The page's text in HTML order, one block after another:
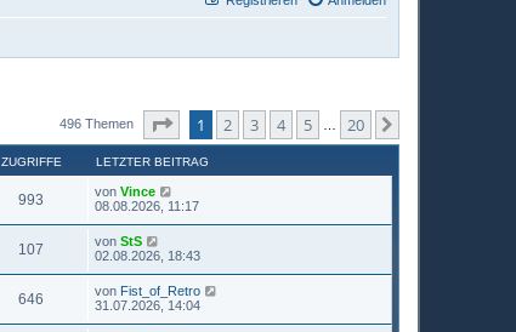
496 Themen Seite von20
1 2 3 4 5 20
ZUGRIFFE LETZTER BEITRAG
993 von Vince
08.08.2026, 11:17
107 von StS
02.08.2026, 18:43
646 von Fist_of_Retro
31.07.2026, 14:04